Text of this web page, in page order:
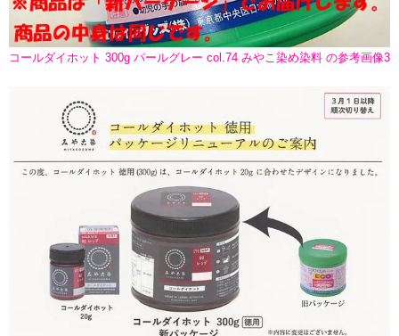
コールダイホット 300g パールグレー col.74 みやこ染め染料 の参考画像3